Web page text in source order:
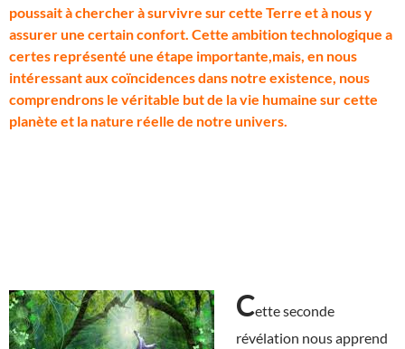
poussait à chercher à survivre sur cette Terre et à nous y
assurer une certain confort. Cette ambition technologique a
certes représenté une étape importante,mais, en nous
intéressant aux coïncidences dans notre existence, nous
comprendrons le véritable but de la vie humaine sur cette
planète et la nature réelle de notre univers.
Cette seconde
révélation nous apprend